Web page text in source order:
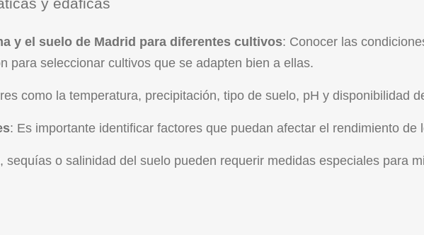
y edáficas
y el suelo de Madrid para diferentes cultivos: Conocer las
para seleccionar cultivos que se adapten bien a ellas.
como la temperatura, precipitación, tipo de suelo, pH y disponibilidad
: Es importante identificar factores que puedan afectar el rendimiento de
sequías o salinidad del suelo pueden requerir medidas especiales para